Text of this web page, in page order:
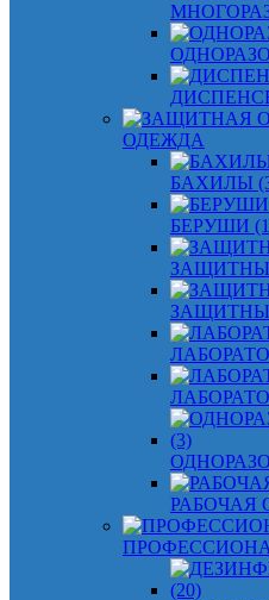
ОДЕЖДА
БАХИЛЫ
БЕРУШИ
РАБОЧАЯ